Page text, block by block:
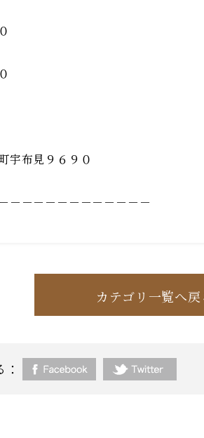
宇布見９６９０
－－－－－－－－－－－－
カテゴリ一覧へ戻